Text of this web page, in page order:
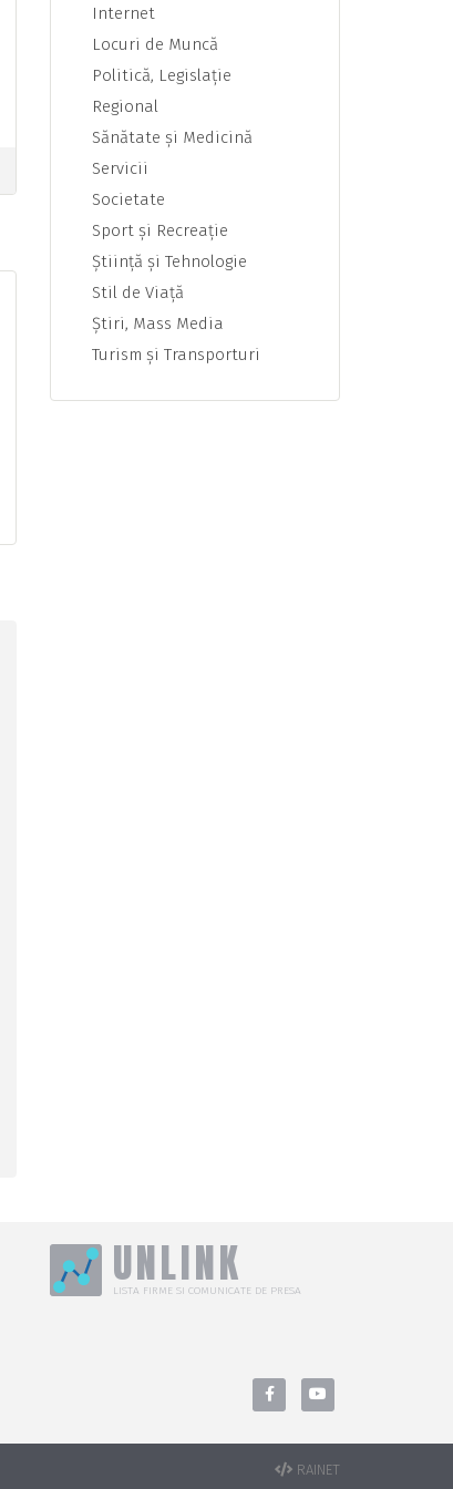
Internet
Locuri de Muncă
Politică, Legislaţie
Regional
Sănătate şi Medicină
Servicii
Societate
Sport şi Recreaţie
Ştiinţă şi Tehnologie
Stil de Viaţă
Ştiri, Mass Media
Turism şi Transporturi
UNLINK
LISTA FIRME SI COMUNICATE DE PRESA
RAINET